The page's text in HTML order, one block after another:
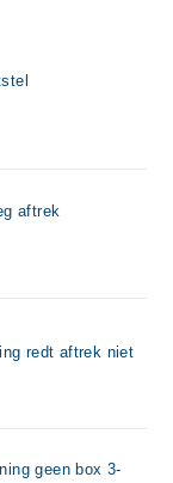
aftrek
redt aftrek niet
geen box 3-